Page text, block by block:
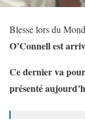
Blessé lors du
O’Connell est
Ce dernier va
présenté